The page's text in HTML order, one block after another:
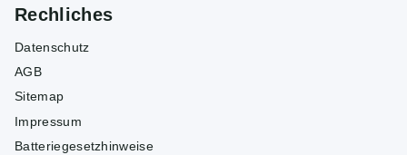
Rechliches
Datenschutz
AGB
Sitemap
Impressum
Batteriegesetzhinweise